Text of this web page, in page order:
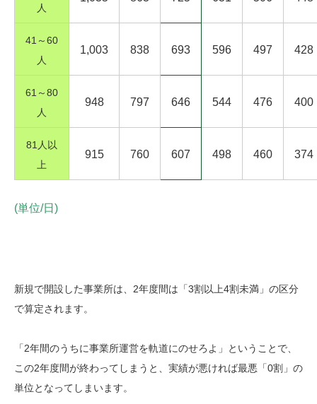
人
41～60
人
1,003 838 693 596 497 428
61～80
人
948 797 646 544 476 400
81人以
上
915 760 607 498 460 374
(単位/日)
新規で開設した事業所は、2年度間は「3割以上4割未満」の区分
で算定されます。
「2年間のうちに事業所運営を軌道にのせろよ」ということで、
この2年度間が終わってしまうと、実績が悪ければ最悪「0割」の
単位となってしまいます。